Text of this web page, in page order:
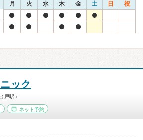
月 火 水 木 金 土 日 祝
ック
戸駅）
ネット予約